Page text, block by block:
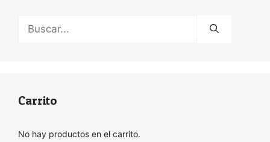
Carrito
No hay productos en el carrito.